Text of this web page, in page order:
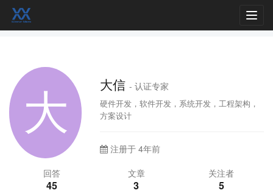
大信- 认证专家
硬件开发，软件开发，系统开发，工程架构，
方案设计
注册于 4年前
回答
45
文章
3
关注者
5